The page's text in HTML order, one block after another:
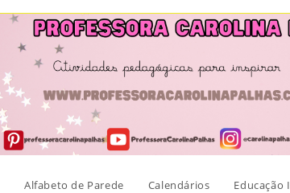
Skip
content
Alfabeto de Parede Calendários Educação